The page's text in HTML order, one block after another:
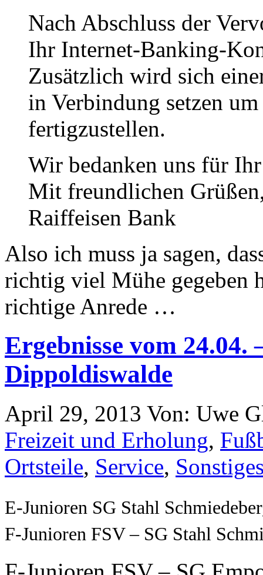
Nach Abschluss der
Ihr Internet-Banking-
Zusätzlich wird sich
in Verbindung setzen
fertigzustellen.
Wir bedanken uns für
Mit freundlichen
Raiffeisen Bank
Also ich muss ja sagen,
richtig viel Mühe gegeben
richtige Anrede …
Ergebnisse vom 24.04.
Dippoldiswalde
April 29, 2013 Von: Uwe
Freizeit und Erholung,
Ortsteile, Service,
E-Junioren SG Stahl
F-Junioren FSV – SG Stahl